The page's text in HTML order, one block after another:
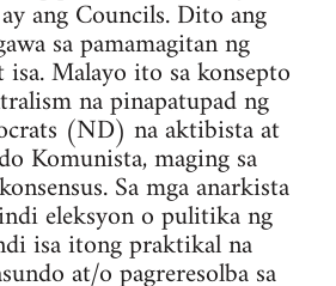
ang Councils. Dito ang
sa pamamagitan ng
isa. Malayo ito sa konsepto
na pinapatupad ng
(ND) na aktibista at
Komunista, maging sa
Sa mga anarkista
eleksyon o pulitika ng
isa itong praktikal na
at/o pagreresolba sa